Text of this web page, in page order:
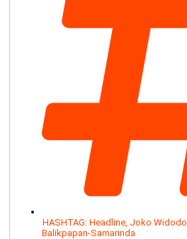
HASHTAG: Headline Joko Widodo
Balikpapan-Samarinda